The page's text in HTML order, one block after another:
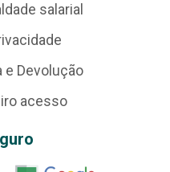
salarial
e Devolução
acesso